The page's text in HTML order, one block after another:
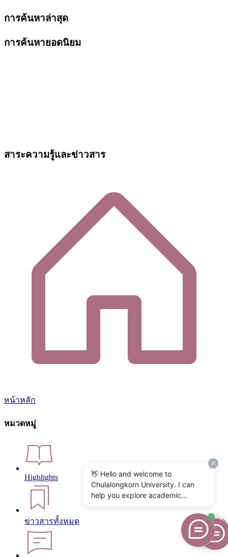
การค้นหาล่าสุด
การค้นหายอดนิยม
สาระความรู้และข่าวสาร
หน้าหลัก
หมวดหมู่
Highlights
ข่าวสารทั้งหมด
👋 Hello and welcome to
Chulalongkorn University. I can
help you explore academic